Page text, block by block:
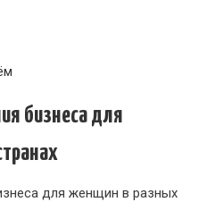
бизнеса для
для женщин в разных